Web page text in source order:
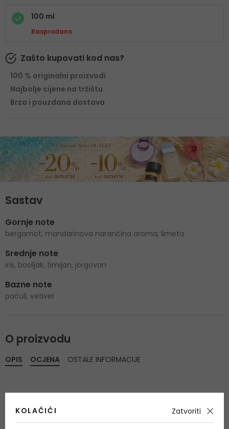
100 ml
Rasprodano
Zašto kupovati kod nas?
100 % originalni proizvodi
Najbolje cijene na tržištu
Brza i pouzdana dostava
Sastav
Gornje note
bergamot, mandarinova narančina aroma, limeta
Srednje note
iris, bosiljak, timijan, jorgovan
Bazne note
pačuli, vetiver
O proizvodu
OPIS OCJENA OSTALE INFORMACIJE
KOLAČIĆI Zatvoriti